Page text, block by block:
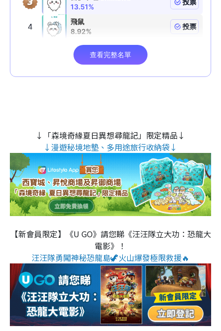
↓「森境奇緣夏日異想尋龍記」限定精品↓
↓漫遊秘境地墊、多用途旅行收納袋↓
【新會員限定】《U GO》請您睇《汪汪隊立大功：恐龍大
電影》！
汪汪隊勇闖神秘恐龍島🦖火山爆發極限救援🔥